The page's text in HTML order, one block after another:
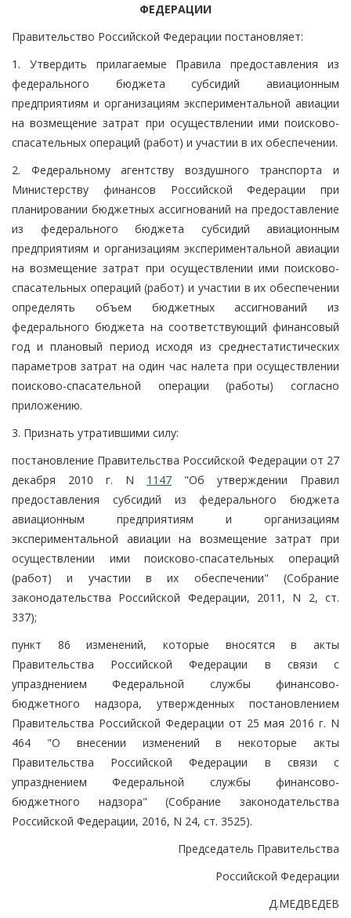
ФЕДЕРАЦИИ
Правительство Российской Федерации постановляет:
1. Утвердить прилагаемые Правила предоставления из
федерального бюджета субсидий авиационным
предприятиям и организациям экспериментальной авиации
на возмещение затрат при осуществлении ими поисково-
спасательных операций (работ) и участии в их обеспечении.
2. Федеральному агентству воздушного транспорта и
Министерству финансов Российской Федерации при
планировании бюджетных ассигнований на предоставление
из федерального бюджета субсидий авиационным
предприятиям и организациям экспериментальной авиации
на возмещение затрат при осуществлении ими поисково-
спасательных операций (работ) и участии в их обеспечении
определять объем бюджетных ассигнований из
федерального бюджета на соответствующий финансовый
год и плановый период исходя из среднестатистических
параметров затрат на один час налета при осуществлении
поисково-спасательной операции (работы) согласно
приложению.
3. Признать утратившими силу:
постановление Правительства Российской Федерации от 27
декабря 2010 г. N 1147 "Об утверждении Правил
предоставления субсидий из федерального бюджета
авиационным предприятиям и организациям
экспериментальной авиации на возмещение затрат при
осуществлении ими поисково-спасательных операций
(работ) и участии в их обеспечении" (Собрание
законодательства Российской Федерации, 2011, N 2, ст.
337);
пункт 86 изменений, которые вносятся в акты
Правительства Российской Федерации в связи с
упразднением Федеральной службы финансово-
бюджетного надзора, утвержденных постановлением
Правительства Российской Федерации от 25 мая 2016 г. N
464 "О внесении изменений в некоторые акты
Правительства Российской Федерации в связи с
упразднением Федеральной службы финансово-
бюджетного надзора" (Собрание законодательства
Российской Федерации, 2016, N 24, ст. 3525).
Председатель Правительства
Российской Федерации
Д.МЕДВЕДЕВ